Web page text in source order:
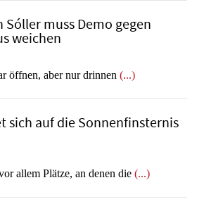
muss Demo gegen
weichen
öffnen, aber nur drinnen (...)
sich auf die Sonnenfinsternis
allem Plätze, an denen die (...)